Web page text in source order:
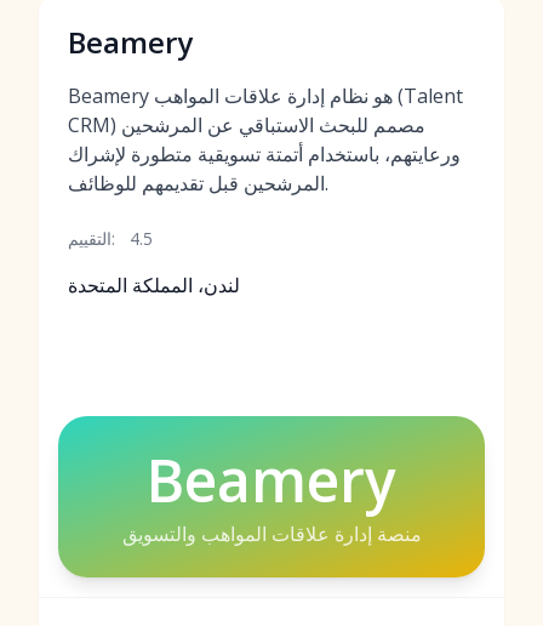
Beamery
Beamery هو نظام إدارة علاقات المواهب (Talent
CRM) مصمم للبحث الاستباقي عن المرشحين
ورعايتهم، باستخدام أتمتة تسويقية متطورة لإشراك
المرشحين قبل تقديمهم للوظائف.
التقييم: 4.5
لندن، المملكة المتحدة
Beamery
منصة إدارة علاقات المواهب والتسويق